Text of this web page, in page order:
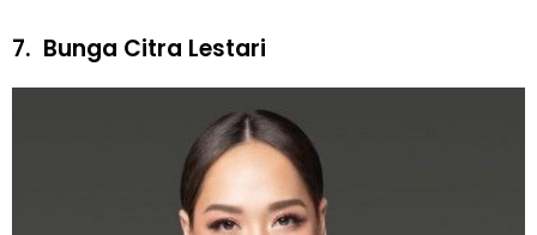
7. Bunga Citra Lestari